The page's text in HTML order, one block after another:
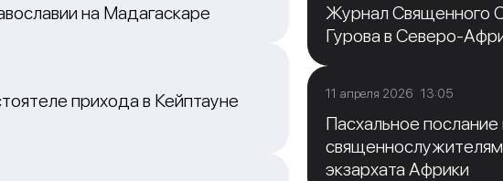
на Мадагаскаре
прихода в Кейптауне
Журнал Священного
Гурова в Северо-
11 апреля 2026 13:05
Пасхальное
экзархата Африки